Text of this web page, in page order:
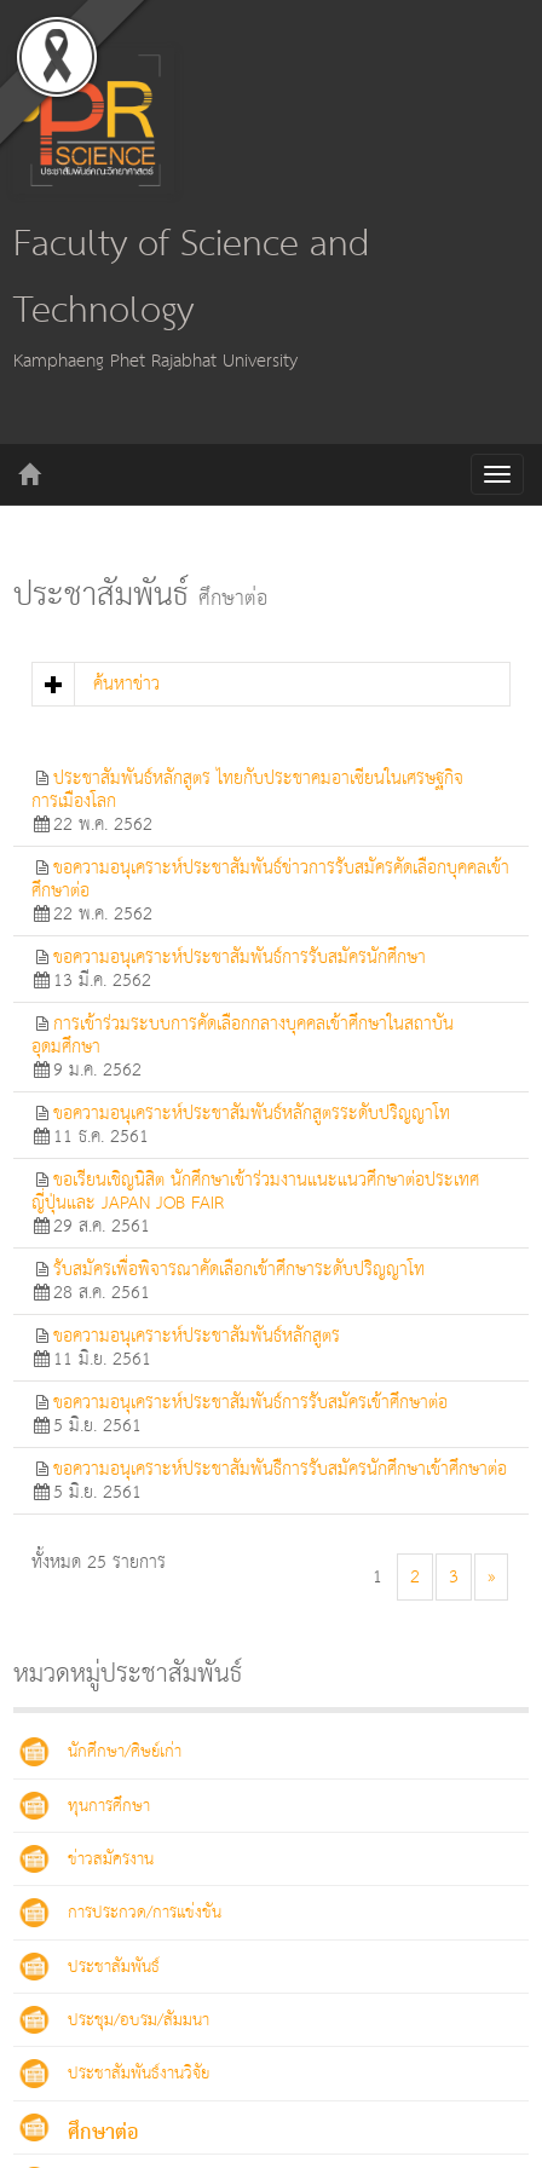
Faculty of Science and
Technology
Kamphaeng Phet Rajabhat University
T
o
v
n
ประชาสัมพันธ์ ศึกษาต่อ
ค้นหาข่าว
ประชาสัมพันธ์หลักสูตร ไทยกับประชาคมอาเซียนในเศรษฐกิจ
การเมืองโลก
22 พ.ค. 2562
ขอความอนุเคราะห์ประชาสัมพันธ์ข่าวการรับสมัครคัดเลือกบุคคลเข้า
ศึกษาต่อ
22 พ.ค. 2562
ขอความอนุเคราะห์ประชาสัมพันธ์การรับสมัครนักศึกษา
13 มี.ค. 2562
การเข้าร่วมระบบการคัดเลือกกลางบุคคลเข้าศึกษาในสถาบัน
อุดมศึกษา
9 ม.ค. 2562
ขอความอนุเคราะห์ประชาสัมพันธ์หลักสูตรระดับปริญญาโท
11 ธ.ค. 2561
ขอเรียนเชิญนิสิต นักศึกษาเข้าร่วมงานแนะแนวศึกษาต่อประเทศ
ญี่ปุ่นและ JAPAN JOB FAIR
29 ส.ค. 2561
รับสมัครเพื่อพิจารณาคัดเลือกเข้าศึกษาระดับปริญญาโท
28 ส.ค. 2561
ขอความอนุเคราะห์ประชาสัมพันธ์หลักสูตร
11 มิ.ย. 2561
ขอความอนุเคราะห์ประชาสัมพันธ์การรับสมัครเข้าศึกษาต่อ
5 มิ.ย. 2561
ขอความอนุเคราะห์ประชาสัมพันธืการรับสมัครนักศึกษาเข้าศึกษาต่อ
5 มิ.ย. 2561
ทั้งหมด 25 รายการ 1 2 3 »
หมวดหมู่ประชาสัมพันธ์
นักศึกษา/ศิษย์เก่า
ทุนการศึกษา
ข่าวสมัครงาน
การประกวด/การแข่งขัน
ประชาสัมพันธ์
ประชุม/อบรม/สัมมนา
ประชาสัมพันธ์งานวิจัย
ศึกษาต่อ